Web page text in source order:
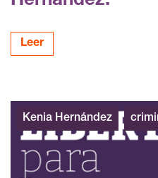
Leer
Kenia Hernández